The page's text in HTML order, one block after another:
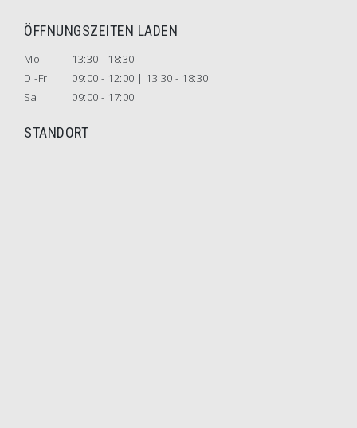
ÖFFNUNGSZEITEN LADEN
Mo
13:30 - 18:30
Di-Fr
09:00 - 12:00 | 13:30 - 18:30
Sa
09:00 - 17:00
STANDORT